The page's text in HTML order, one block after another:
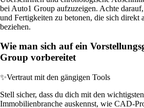
bei Auto1 Group aufzuzeigen. Achte
und Fertigkeiten zu betonen, die sich direkt
beziehen.
Wie man sich auf ein
Group vorbereitet
✨Vertraut mit den gängigen Tools
Stell sicher, dass du dich mit den
Immobilienbranche auskennst, wie CAD-